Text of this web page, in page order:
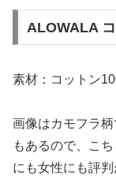
ALOWALA
素材：コットン
画像はカモフラ
もあるので、こ
にも女性にも評判